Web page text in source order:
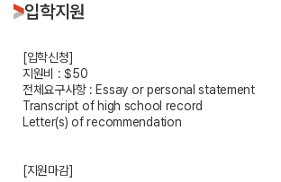
입학지원
[입학신청]
지원비 : $50
전체요구사항 : Essay or personal statement
Transcript of high school record
Letter(s) of recommendation
[지원마감]